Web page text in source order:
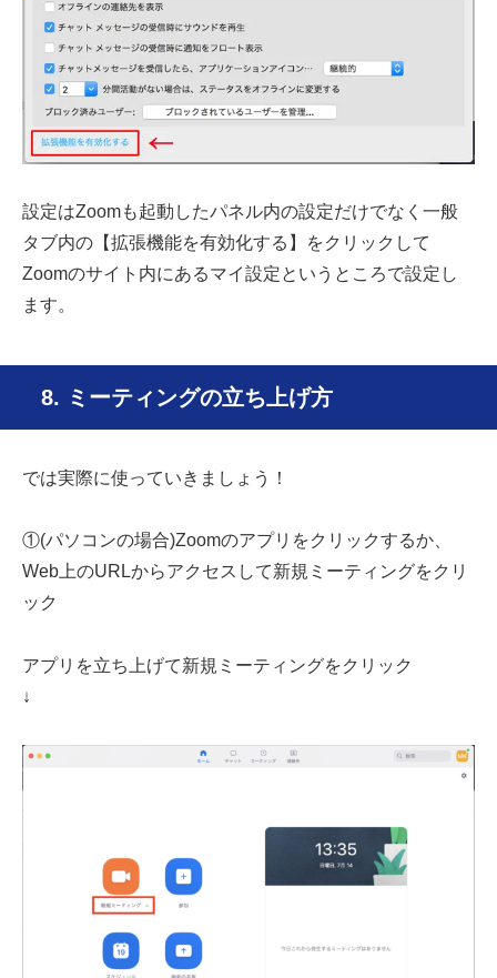
設定はZoomも起動したパネル内の設定だけでなく一般
タブ内の【拡張機能を有効化する】をクリックして
Zoomのサイト内にあるマイ設定というところで設定し
ます。
8. ミーティングの立ち上げ方
では実際に使っていきましょう！
①(パソコンの場合)Zoomのアプリをクリックするか、
Web上のURLからアクセスして新規ミーティングをクリ
ック
アプリを立ち上げて新規ミーティングをクリック
↓